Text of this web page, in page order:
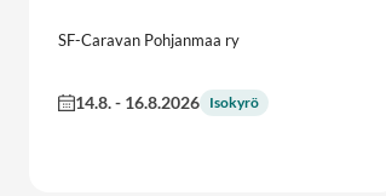
SF-Caravan Pohjanmaa ry
14.8.- 16.8.2026 Isokyrö